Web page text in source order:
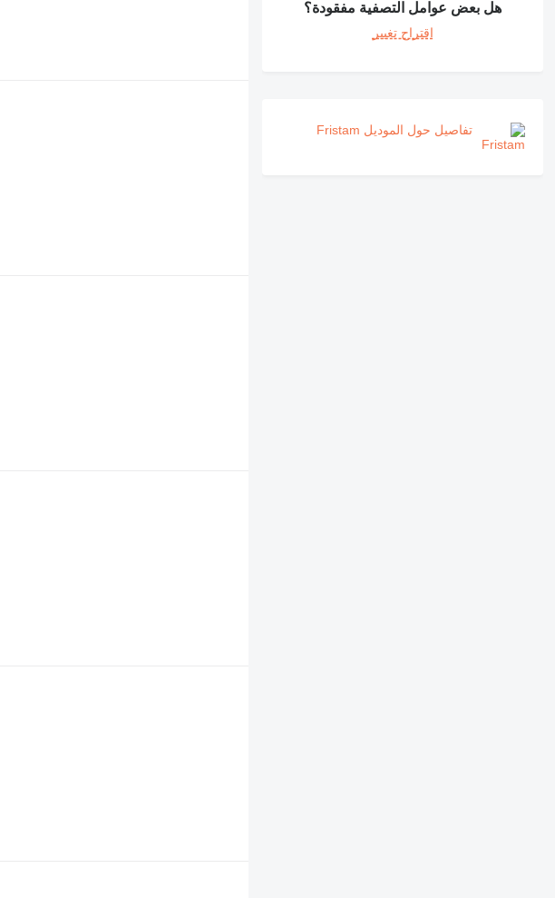
هل بعض عوامل التصفية مفقودة؟
اقتراح تغيير
تفاصيل حول الموديل Fristam